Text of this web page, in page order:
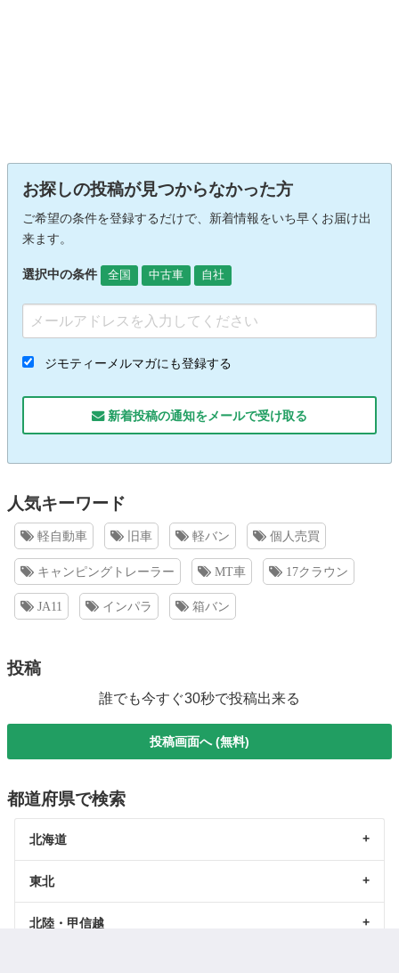
お探しの投稿が見つからなかった方
ご希望の条件を登録するだけで、新着情報をいち早くお届け出
来ます。
選択中の条件 全国 中古車 自社
ジモティーメルマガにも登録する
新着投稿の通知をメールで受け取る
人気キーワード
軽自動車 旧車 軽バン 個人売買
キャンピングトレーラー MT車 17クラウン
JA11 インパラ 箱バン
投稿
誰でも今すぐ30秒で投稿出来る
投稿画面へ (無料)
都道府県で検索
北海道
東北
北陸・甲信越